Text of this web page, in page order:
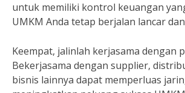
untuk memiliki kontrol keuangan
UMKM Anda tetap berjalan lancar
Keempat, jalinlah kerjasama dengan
Bekerjasama dengan supplier,
bisnis lainnya dapat memperluas